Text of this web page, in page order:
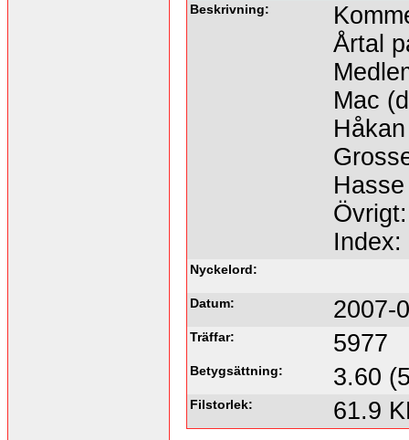
Beskrivning:
Årtal
Mac
Övrigt:
Index:
Nyckelord:
Datum: 2007-
Träffar: 5977
Betygsättning: 3.60
Filstorlek: 61.9